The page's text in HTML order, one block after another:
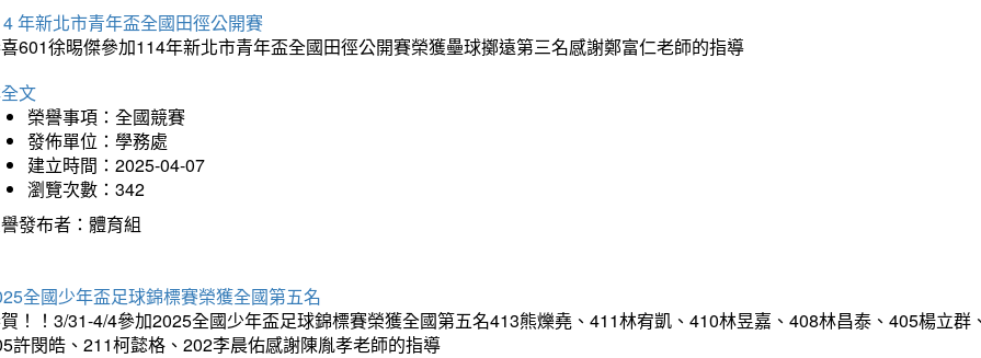
年新北市青年盃全國田徑公開賽
601徐晹傑參加114年新北市青年盃全國田徑公開賽榮獲壘球擲遠第三名感謝鄭富仁老師的指導
文
榮譽事項：全國競賽
發佈單位：學務處
建立時間：2025-04-07
瀏覽次數：342
發布者：體育組
全國少年盃足球錦標賽榮獲全國第五名
！！3/31-4/4參加2025全國少年盃足球錦標賽榮獲全國第五名413熊爍堯、411林宥凱、410林昱嘉、408林昌泰、405楊立
許閔皓、211柯懿格、202李晨佑感謝陳胤孝老師的指導